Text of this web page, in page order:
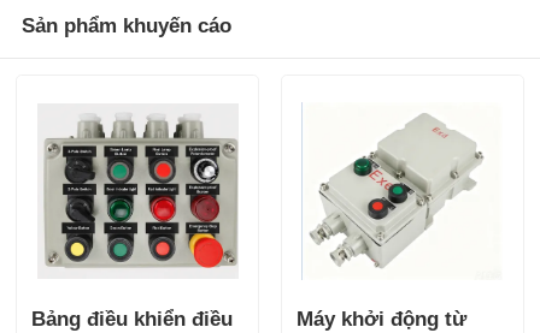
Sản phẩm khuyến cáo
Bảng điều khiển điều
Máy khởi động từ